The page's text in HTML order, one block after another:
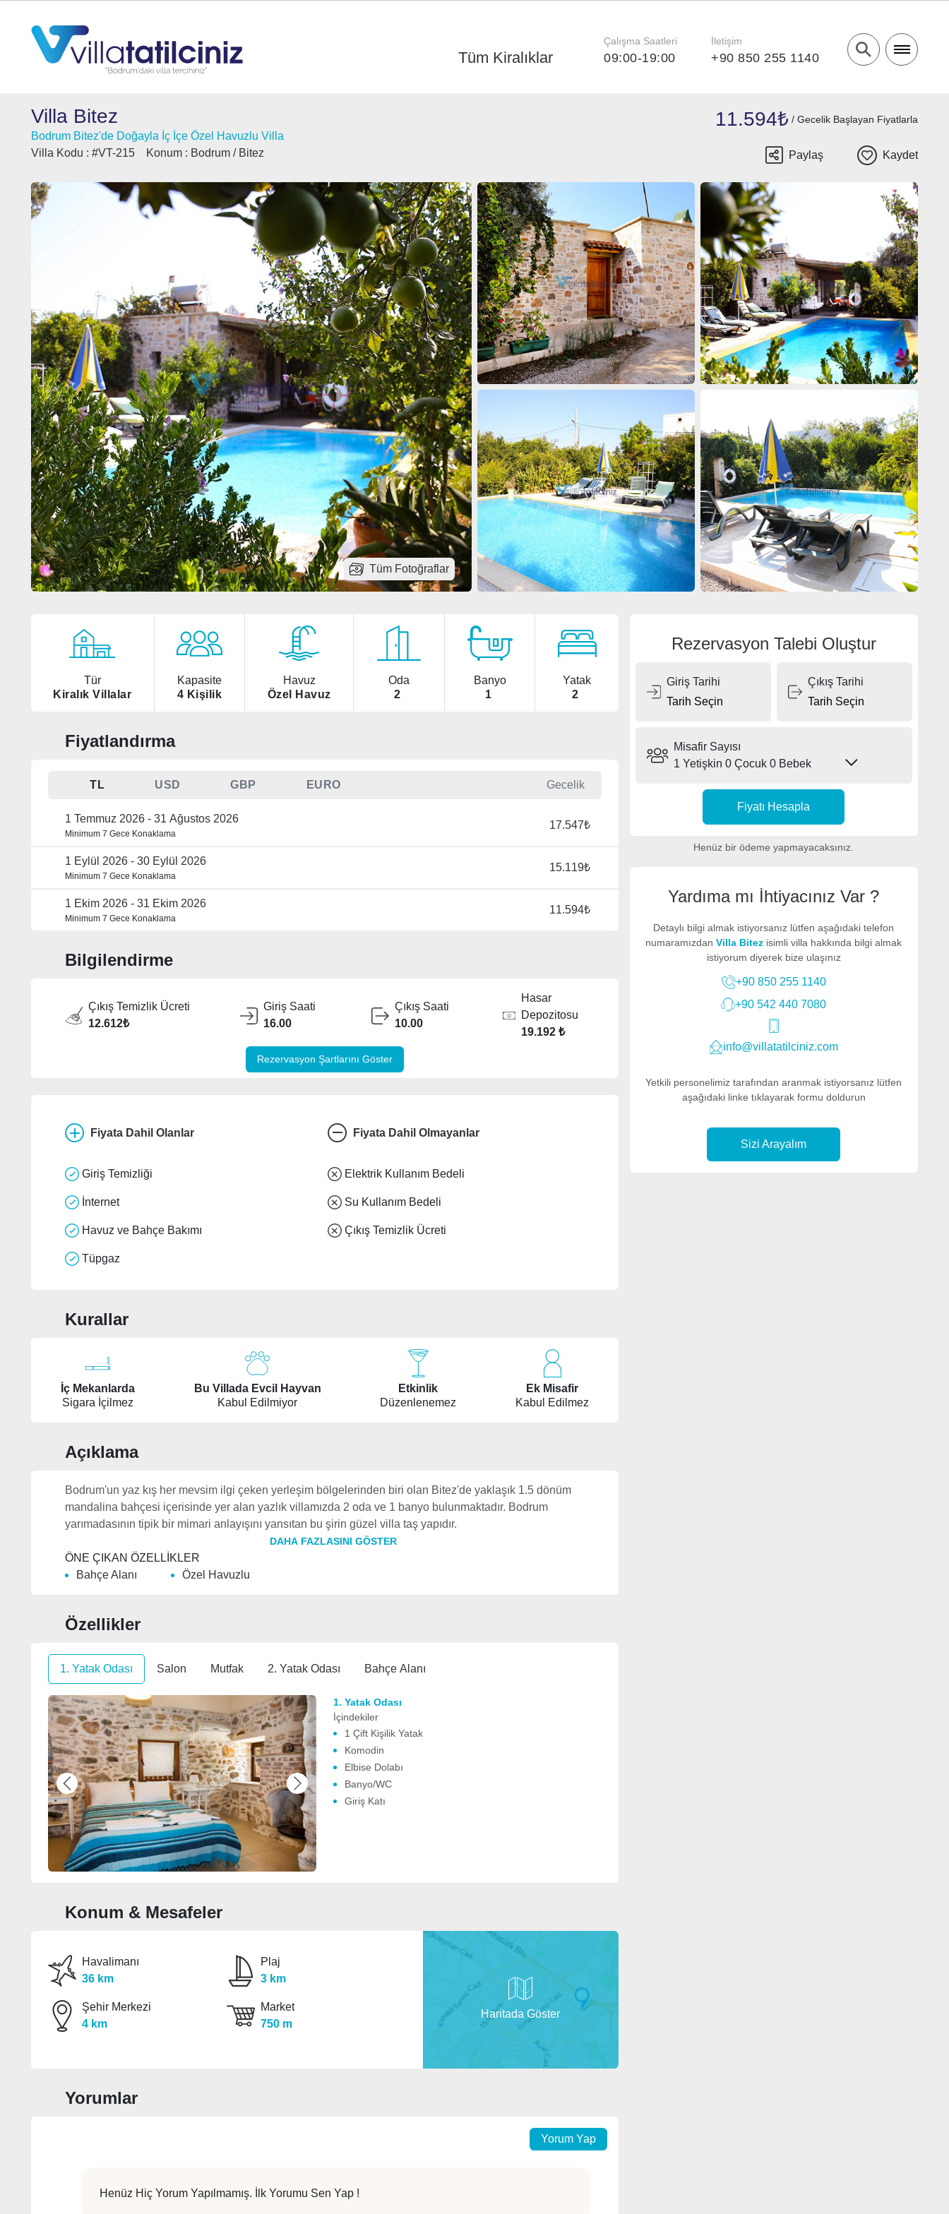
Tüm Kiralıklar
Çalışma Saatleri
09:00-19:00
İletişim
+90 850 255 1140
Villa Bitez
Bodrum Bitez'de Doğayla İç İçe Özel Havuzlu Villa
Villa Kodu : #VT-215 Konum : Bodrum / Bitez
11.594₺ / Gecelik Başlayan Fiyatlarla
Paylaş Kaydet
Tüm Fotoğraflar
Tür
Kiralık Villalar
Kapasite
4 Kişilik
Havuz
Özel Havuz
Oda
2
Banyo
1
Yatak
2
Fiyatlandırma
TL USD GBP EURO Gecelik
1 Temmuz 2026 - 31 Ağustos 2026
Minimum 7 Gece Konaklama
17.547₺
1 Eylül 2026 - 30 Eylül 2026
Minimum 7 Gece Konaklama
15.119₺
1 Ekim 2026 - 31 Ekim 2026
Minimum 7 Gece Konaklama
11.594₺
Bilgilendirme
Çıkış Temizlik Ücreti
12.612₺
Giriş Saati
16.00
Çıkış Saati
10.00
Hasar
Depozitosu
19.192 ₺
Rezervasyon Şartlarını Göster
Fiyata Dahil Olanlar
Giriş Temizliği
İnternet
Havuz ve Bahçe Bakımı
Tüpgaz
Fiyata Dahil Olmayanlar
Elektrik Kullanım Bedeli
Su Kullanım Bedeli
Çıkış Temizlik Ücreti
Kurallar
İç Mekanlarda
Sigara İçilmez
Bu Villada Evcil Hayvan
Kabul Edilmiyor
Etkinlik
Düzenlenemez
Ek Misafir
Kabul Edilmez
Açıklama
Bodrum'un yaz kış her mevsim ilgi çeken yerleşim bölgelerinden biri olan Bitez'de yaklaşık 1.5 dönüm
mandalina bahçesi içerisinde yer alan yazlık villamızda 2 oda ve 1 banyo bulunmaktadır. Bodrum
yarımadasının tipik bir mimari anlayışını yansıtan bu şirin güzel villa taş yapıdır.
DAHA FAZLASINI GÖSTER
ÖNE ÇIKAN ÖZELLİKLER
Bahçe Alanı
Özel Havuzlu
Özellikler
1. Yatak Odası Salon Mutfak 2. Yatak Odası Bahçe Alanı
Previous Next
1. Yatak Odası
İçindekiler
1 Çift Kişilik Yatak
Komodin
Elbise Dolabı
Banyo/WC
Giriş Katı
Konum & Mesafeler
Havalimanı
36 km
Plaj
3 km
Şehir Merkezi
4 km
Market
750 m
Haritada Göster
Yorumlar
Yorum Yap
Henüz Hiç Yorum Yapılmamış. İlk Yorumu Sen Yap !
Rezervasyon Talebi Oluştur
Giriş Tarihi Çıkış Tarihi
Misafir Sayısı
1 Yetişkin 0 Çocuk 0 Bebek
Fiyatı Hesapla
Henüz bir ödeme yapmayacaksınız.
Yardıma mı İhtiyacınız Var ?
Detaylı bilgi almak istiyorsanız lütfen aşağıdaki telefon
numaramızdanVilla Bitez isimli villa hakkında bilgi almak
istiyorum diyerek bize ulaşınız
+90 850 255 1140
+90 542 440 7080
info@villatatilciniz.com
Yetkili personelimiz tarafından aranmak istiyorsanız lütfen
aşağıdaki linke tıklayarak formu doldurun
Sizi Arayalım